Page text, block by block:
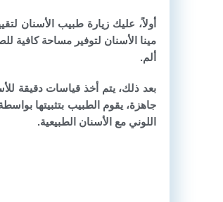
أولاً، عليك زيارة طبيب الأسنان
مينا الأسنان لتوفير مساحة كافية
ألم.
بعد ذلك، يتم أخذ قياسات دقيقة
جاهزة، يقوم الطبيب بتثبيتها
اللوني مع الأسنان الطبيعية.